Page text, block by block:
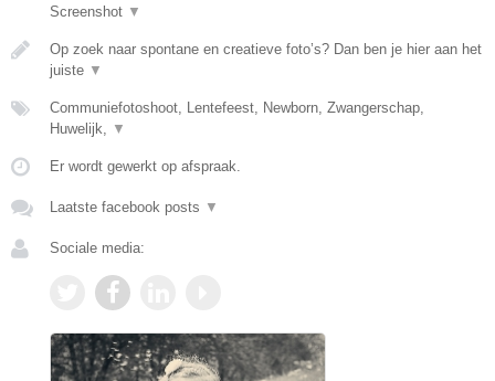
Screenshot ▼
Op zoek naar spontane en creatieve foto’s? Dan ben je hier aan het
juiste ▼
Communiefotoshoot, Lentefeest, Newborn, Zwangerschap,
Huwelijk,
▼
Er wordt gewerkt op afspraak.
Laatste facebook posts ▼
Sociale media: